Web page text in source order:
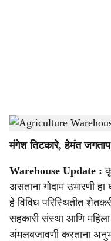
r
e
Agriculture Warehouse-Agrowon
मंगेश तिटकारे, हेमंत जगताप
Warehouse Update :
असताना गोदाम उभारणी
हे विविध परिस्थितीत
सहकारी संस्था आणि
अंमलबजावणी करताना